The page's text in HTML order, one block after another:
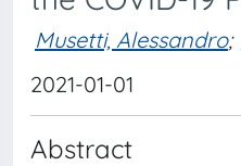
Musetti, Alessandro;
2021-01-01
Abstract